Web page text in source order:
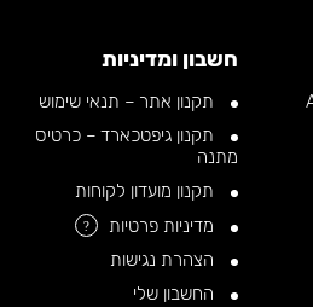
חשבון ומדיניות
תקנון אתר – תנאי שימוש
תקנון גיפטכארד – כרטיס
מתנה
תקנון מועדון לקוחות
מדיניות פרטיות
?
הצהרת נגישות
החשבון שלי